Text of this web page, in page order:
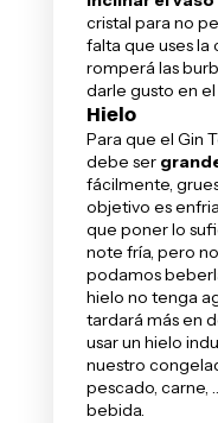
cristal para no
falta que uses la
romperá las
darle gusto en el
Hielo
Para que el Gin
debe ser
fácilmente,
objetivo es
que poner lo
note fría, pero
podamos
hielo no tenga
tardará más en
usar un hielo
nuestro
pescado, carne,
bebida.